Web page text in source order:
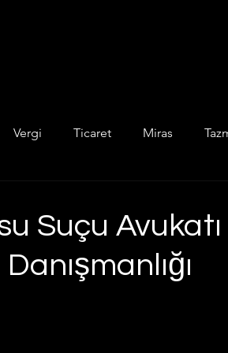
Vergi Ticaret Miras
Hesaplama Programları
Suçu Avukatı |